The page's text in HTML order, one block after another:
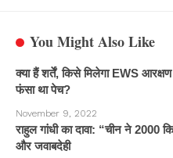
You Might Also Like
क्या हैं शर्तें, किसे मिलेगा EWS
फंसा था पेच?
November 9, 2022
राहुल गांधी का दावा: “चीन ने 2000
और जवाबदेही